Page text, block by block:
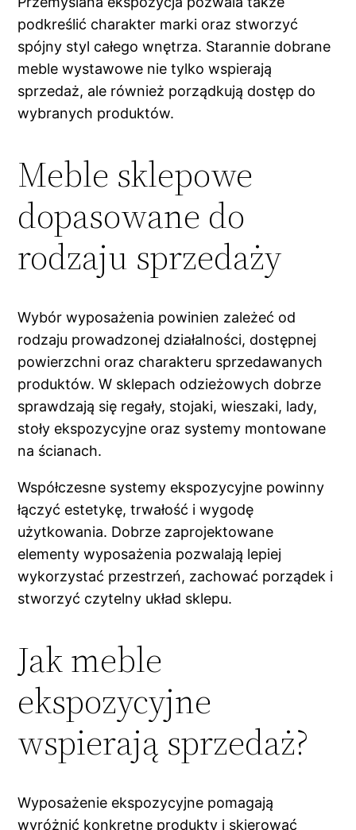
podkreślić charakter marki oraz stworzyć
spójny styl całego wnętrza. Starannie dobrane
meble wystawowe nie tylko wspierają
sprzedaż, ale również porządkują dostęp do
wybranych produktów.
Meble sklepowe
dopasowane do
rodzaju sprzedaży
Wybór wyposażenia powinien zależeć od
rodzaju prowadzonej działalności, dostępnej
powierzchni oraz charakteru sprzedawanych
produktów. W sklepach odzieżowych dobrze
sprawdzają się regały, stojaki, wieszaki, lady,
stoły ekspozycyjne oraz systemy montowane
na ścianach.
Współczesne systemy ekspozycyjne powinny
łączyć estetykę, trwałość i wygodę
użytkowania. Dobrze zaprojektowane
elementy wyposażenia pozwalają lepiej
wykorzystać przestrzeń, zachować porządek i
stworzyć czytelny układ sklepu.
Jak meble
ekspozycyjne
wspierają sprzedaż?
Wyposażenie ekspozycyjne pomagają
wyróżnić konkretne produkty i skierować